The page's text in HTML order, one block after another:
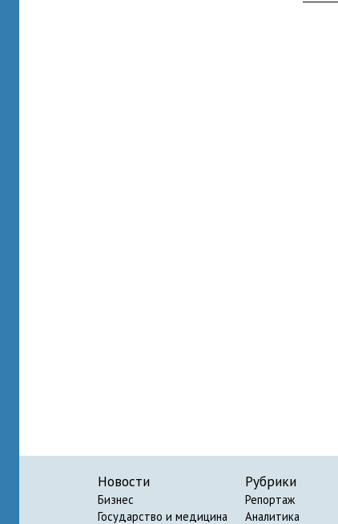
Новости
Бизнес
Государство и медицина
Рубрики
Репортаж
Аналитика